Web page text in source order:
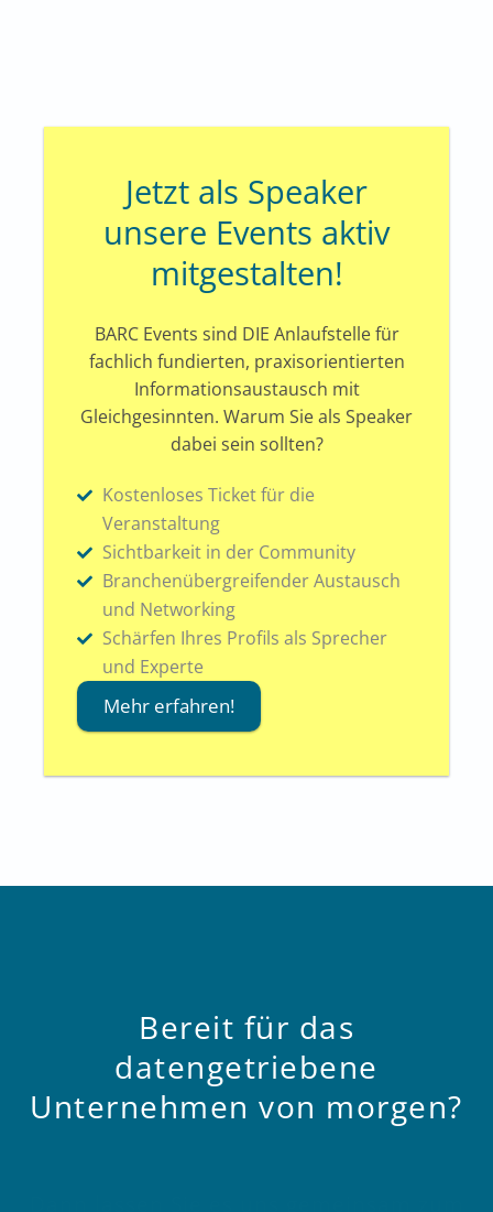
Jetzt als Speaker
unsere Events aktiv
mitgestalten!
BARC Events sind DIE Anlaufstelle für
fachlich fundierten, praxisorientierten
Informationsaustausch mit
Gleichgesinnten. Warum Sie als Speaker
dabei sein sollten?
Kostenloses Ticket für die
Veranstaltung
Sichtbarkeit in der Community
Branchenübergreifender Austausch
und Networking
Schärfen Ihres Profils als Sprecher
und Experte
Mehr erfahren!
Bereit für das
datengetriebene
Unternehmen von morgen?